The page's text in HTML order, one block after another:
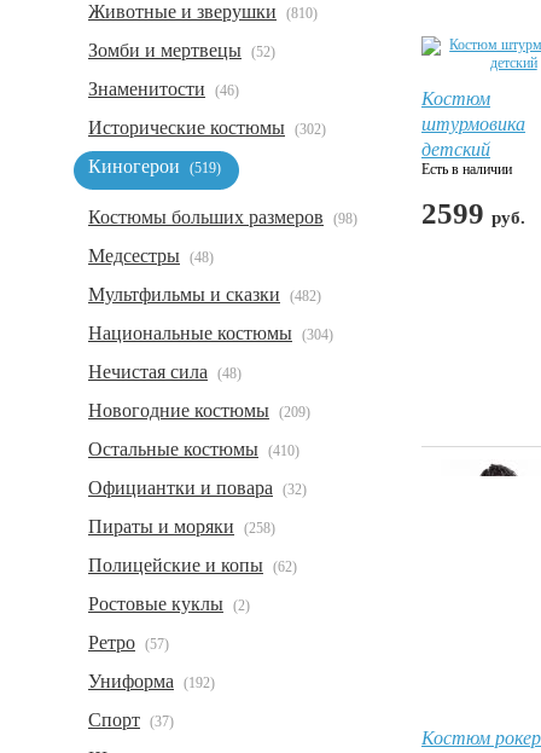
Животные и зверушки (810)
Зомби и мертвецы (52)
Знаменитости (46)
Исторические костюмы (302)
Киногерои (519)
Костюмы больших размеров (98)
Медсестры (48)
Мультфильмы и сказки (482)
Национальные костюмы (304)
Нечистая сила (48)
Новогодние костюмы (209)
Остальные костюмы (410)
Официантки и повара (32)
Пираты и моряки (258)
Полицейские и копы (62)
Ростовые куклы (2)
Ретро (57)
Униформа (192)
Спорт (37)
Костюм
штурмовика
детский
Есть в наличии
2599 руб.
Костюм